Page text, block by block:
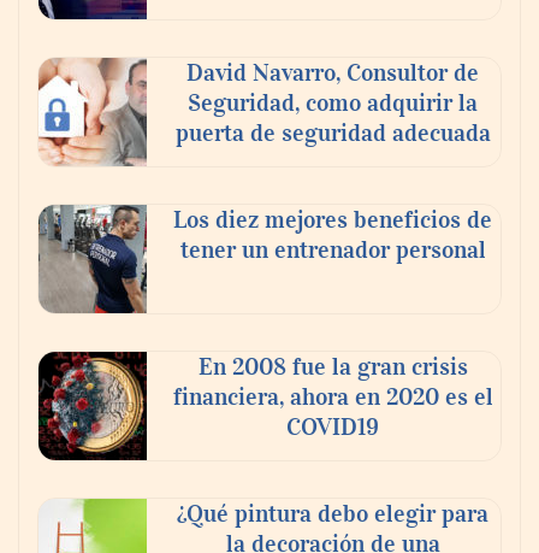
‘El ransomware se puede vencer. No
Ricardo Palacio Escobar
David Navarro, Consultor de
Seguridad, como adquirir la
puerta de seguridad adecuada
Los diez mejores beneficios de
tener un entrenador personal
En 2008 fue la gran crisis
financiera, ahora en 2020 es el
COVID19
¿Qué pintura debo elegir para
la decoración de una